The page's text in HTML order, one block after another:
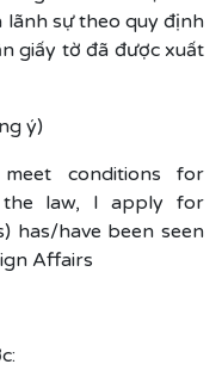
sự theo quy định
giấy tờ đã được xuất
ý)
conditions for
the law, I apply for
has/have been seen
Affairs